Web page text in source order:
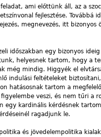
ami előttünk áll, az a
fejlesztése. Továbbá
megnevezés, itt bizonyos
időszakban egy bizonyos
helyesnek tartom, hogy a
még mindig. Higgyék el
indulási feltételeket
hatásosnak tartom a
veszi, és nem tűri a
egy kardinális kérdésnek
ragadjunk le.
és jövedelempolitika